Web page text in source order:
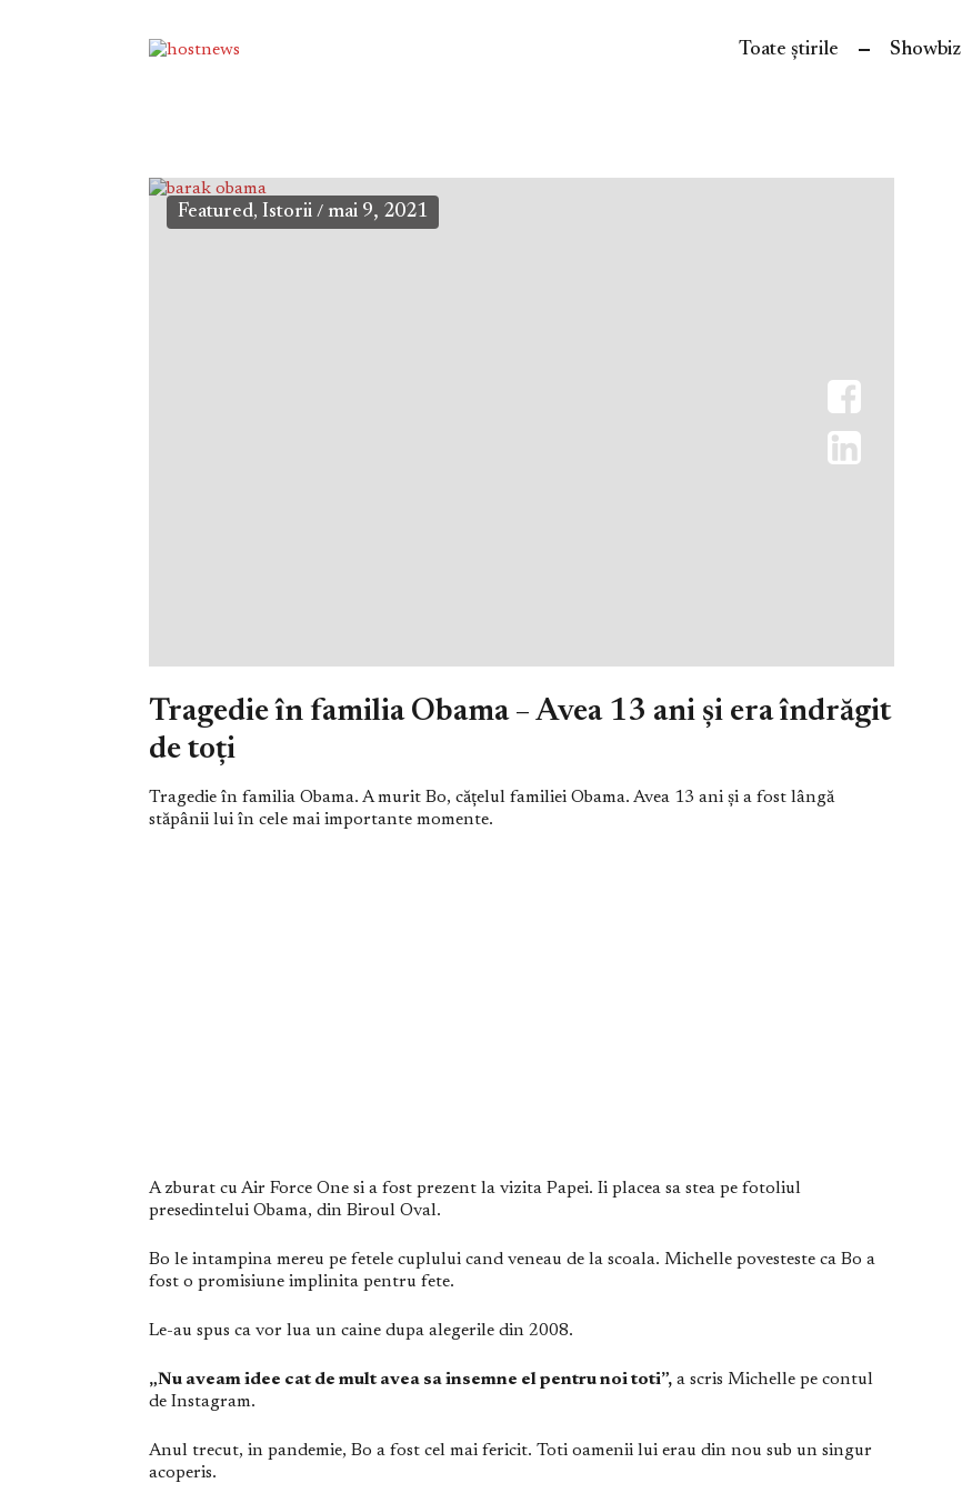
Toate știrile Showbiz
Featured, Istorii / mai 9, 2021
Tragedie în familia Obama – Avea 13 ani și era îndrăgit
de toți
Tragedie în familia Obama. A murit Bo, cățelul familiei Obama. Avea 13 ani și a fost lângă
stăpânii lui în cele mai importante momente.
A zburat cu Air Force One si a fost prezent la vizita Papei. Ii placea sa stea pe fotoliul
presedintelui Obama, din Biroul Oval.
Bo le intampina mereu pe fetele cuplului cand veneau de la scoala. Michelle povesteste ca Bo a
fost o promisiune implinita pentru fete.
Le-au spus ca vor lua un caine dupa alegerile din 2008.
„Nu aveam idee cat de mult avea sa insemne el pentru noi toti”, a scris Michelle pe contul
de Instagram.
Anul trecut, in pandemie, Bo a fost cel mai fericit. Toti oamenii lui erau din nou sub un singur
acoperis.